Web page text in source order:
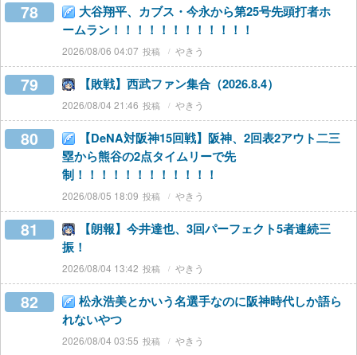
78
大谷翔平、カブス・今永から第25号先頭打者ホ
ームラン！！！！！！！！！！！！
2026/08/06 04:07 やきう
79 【敗戦】西武ファン集合（2026.8.4）
2026/08/04 21:46 やきう
80
【DeNA対阪神15回戦】阪神、2回表2アウト二三
塁から熊谷の2点タイムリーで先
制！！！！！！！！！！！！
2026/08/05 18:09 やきう
81
【朗報】今井達也、3回パーフェクト5者連続三
振！
2026/08/04 13:42 やきう
82
松永浩美とかいう名選手なのに阪神時代しか語ら
れないやつ
2026/08/04 03:55 やきう